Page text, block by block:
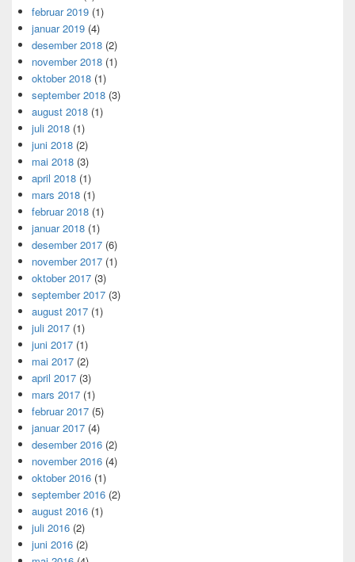
februar 2019 (1)
januar 2019 (4)
desember 2018 (2)
november 2018 (1)
oktober 2018 (1)
september 2018 (3)
august 2018 (1)
juli 2018 (1)
juni 2018 (2)
mai 2018 (3)
april 2018 (1)
mars 2018 (1)
februar 2018 (1)
januar 2018 (1)
desember 2017 (6)
november 2017 (1)
oktober 2017 (3)
september 2017 (3)
august 2017 (1)
juli 2017 (1)
juni 2017 (1)
mai 2017 (2)
april 2017 (3)
mars 2017 (1)
februar 2017 (5)
januar 2017 (4)
desember 2016 (2)
november 2016 (4)
oktober 2016 (1)
september 2016 (2)
august 2016 (1)
juli 2016 (2)
juni 2016 (2)